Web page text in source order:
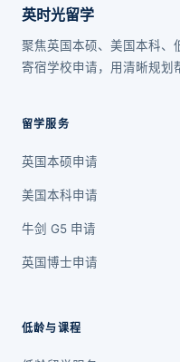
英时光留学
聚焦英国本硕、美国本科、
寄宿学校申请，用清晰规划
留学服务
英国本硕申请
美国本科申请
牛剑 G5 申请
英国博士申请
低龄与课程